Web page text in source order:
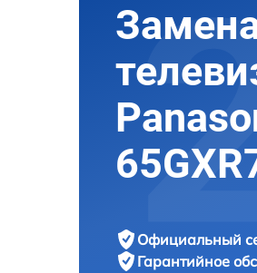
Официальный
Гарантийное